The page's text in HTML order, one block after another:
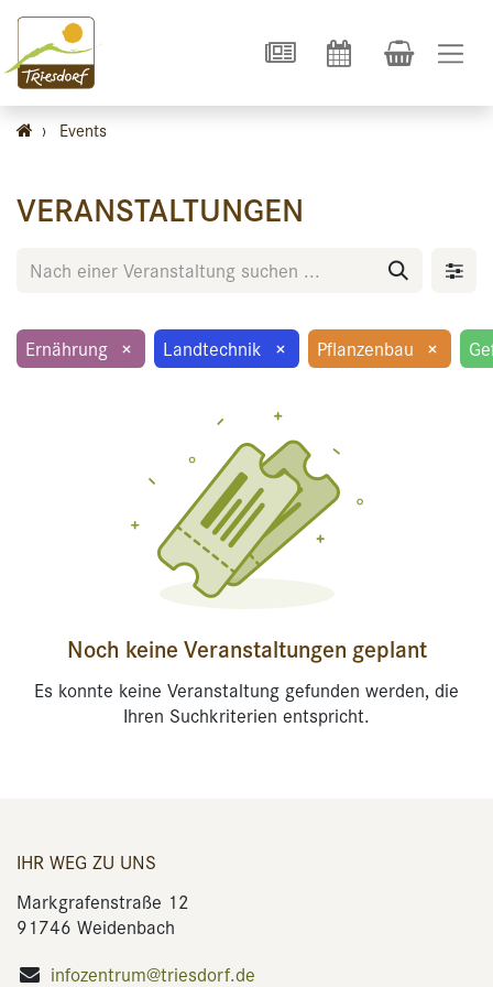
› Events
VERANSTALTUNGEN
Ernährung × Landtechnik × Pflanzenbau ×
Noch keine Veranstaltungen geplant
Es konnte keine Veranstaltung gefunden werden, die
Ihren Suchkriterien entspricht.
IHR WEG ZU UNS
Markgrafenstraße 12
91746 Weidenbach
infozentrum@triesdorf.de